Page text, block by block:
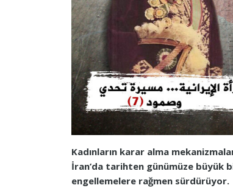
Kadınların karar alma
İran’da tarihten günümüze büyük
engellemelere rağmen sürdürüyor.